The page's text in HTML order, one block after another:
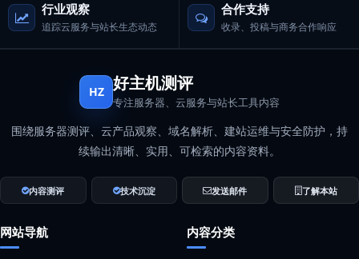
行业观察
追踪云服务与站长生态动态
合作支持
收录、投稿与商务合作响应
HZ 好主机测评
专注服务器、云服务与站长工具内容
围绕服务器测评、云产品观察、域名解析、建站运维与安全防护，持
续输出清晰、实用、可检索的内容资料。
内容测评 技术沉淀 发送邮件 了解本站
网站导航 内容分类